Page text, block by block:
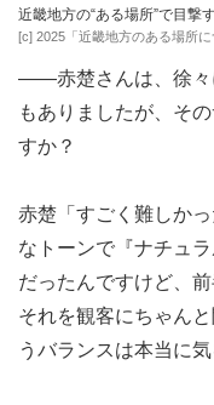
近畿地方の“ある場所”で目撃
[c] 2025「近畿地方のある場所
――赤楚さんは、徐々
もありましたが、そ
すか？
赤楚「すごく難しか
なトーンで『ナチュ
だったんですけど、
それを観客にちゃん
うバランスは本当に気